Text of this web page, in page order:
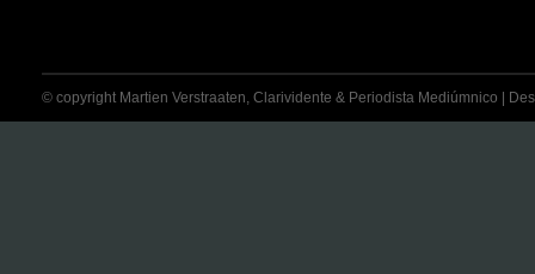
© copyright Martien Verstraaten, Clarividente & Periodista Mediúmnico |